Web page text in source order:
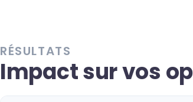
RÉSULTATS
Impact sur vos